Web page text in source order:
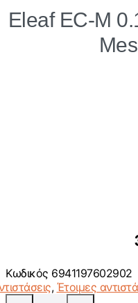
Eleaf EC-M
Κωδικός 6941197602902
, Έτοιμες